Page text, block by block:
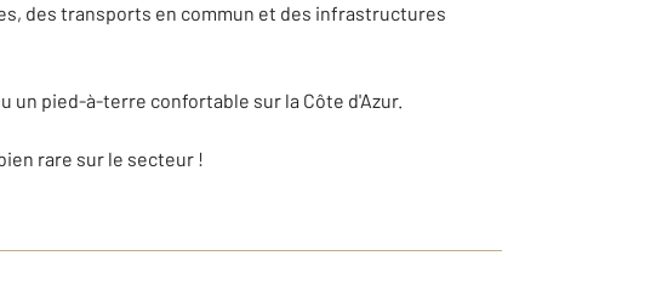
des transports en commun et des infrastructures
un pied-à-terre confortable sur la Côte d'Azur.
rare sur le secteur !